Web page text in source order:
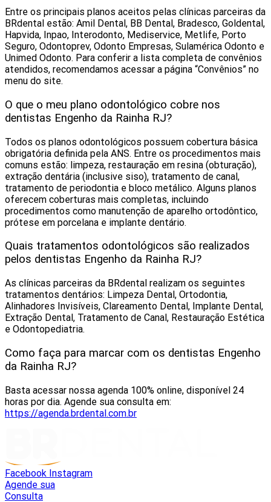
Entre os principais planos aceitos pelas clínicas parceiras da
BRdental estão: Amil Dental, BB Dental, Bradesco, Goldental,
Hapvida, Inpao, Interodonto, Mediservice, Metlife, Porto
Seguro, Odontoprev, Odonto Empresas, Sulamérica Odonto e
Unimed Odonto. Para conferir a lista completa de convênios
atendidos, recomendamos acessar a página “Convênios” no
menu do site.
O que o meu plano odontológico cobre nos
dentistas Engenho da Rainha RJ?
Todos os planos odontológicos possuem cobertura básica
obrigatória definida pela ANS. Entre os procedimentos mais
comuns estão: limpeza, restauração em resina (obturação),
extração dentária (inclusive siso), tratamento de canal,
tratamento de periodontia e bloco metálico. Alguns planos
oferecem coberturas mais completas, incluindo
procedimentos como manutenção de aparelho ortodôntico,
prótese em porcelana e implante dentário.
Quais tratamentos odontológicos são realizados
pelos dentistas Engenho da Rainha RJ?
As clínicas parceiras da BRdental realizam os seguintes
tratamentos dentários: Limpeza Dental, Ortodontia,
Alinhadores Invisíveis, Clareamento Dental, Implante Dental,
Extração Dental, Tratamento de Canal, Restauração Estética
e Odontopediatria.
Como faça para marcar com os dentistas Engenho
da Rainha RJ?
Basta acessar nossa agenda 100% online, disponível 24
horas por dia. Agende sua consulta em:
https://agenda.brdental.com.br
Facebook Instagram
Agende sua
Consulta